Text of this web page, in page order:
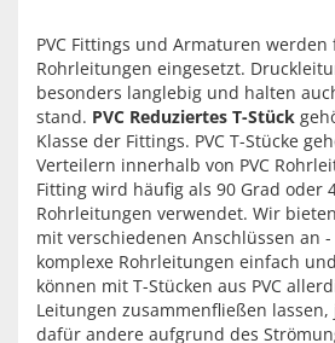
PVC Fittings und Armaturen
Rohrleitungen eingesetzt.
besonders langlebig und halten
stand. PVC Reduziertes T-Stück
Klasse der Fittings. PVC T-Stücke
Verteilern innerhalb von PVC
Fitting wird häufig als 90 Grad oder
Rohrleitungen verwendet. Wir
mit verschiedenen Anschlüssen an
komplexe Rohrleitungen einfach
können mit T-Stücken aus PVC
Leitungen zusammenfließen
dafür andere aufgrund des